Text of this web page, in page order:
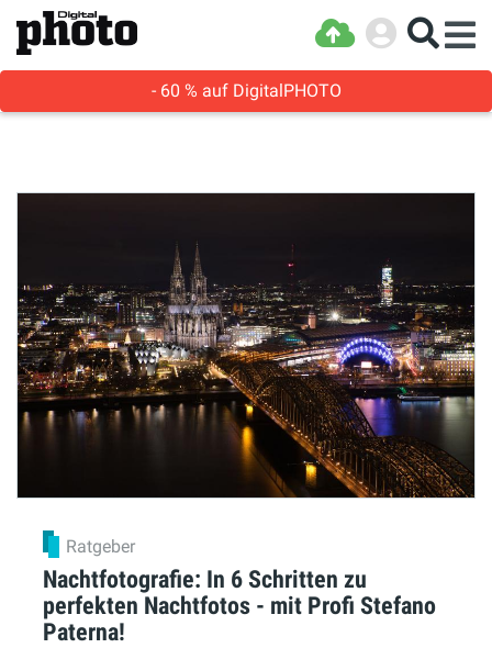
- 60 % auf DigitalPHOTO
Ratgeber
Nachtfotografie: In 6 Schritten zu
perfekten Nachtfotos - mit Profi Stefano
Paterna!